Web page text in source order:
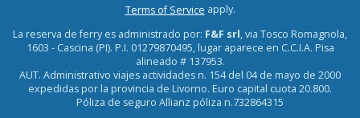
Terms of Service apply.
La reserva de ferry es administrado por: F&F srl, via Tosco Romagnola,
1603 - Cascina (PI). P.I. 01279870495, lugar aparece en C.C.I.A. Pisa
alineado # 137953.
AUT. Administrativo viajes actividades n. 154 del 04 de mayo de 2000
expedidas por la provincia de Livorno. Euro capital cuota 20.800.
Póliza de seguro Allianz póliza n.732864315